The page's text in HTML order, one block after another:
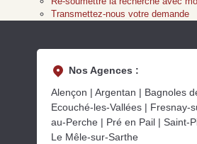
Transmettez-nous votre demande
Nos Agences :
Alençon | Argentan | Bagnoles
Ecouché-les-Vallées | Fresnay-
au-Perche | Pré en Pail | Saint-
Le Mêle-sur-Sarthe